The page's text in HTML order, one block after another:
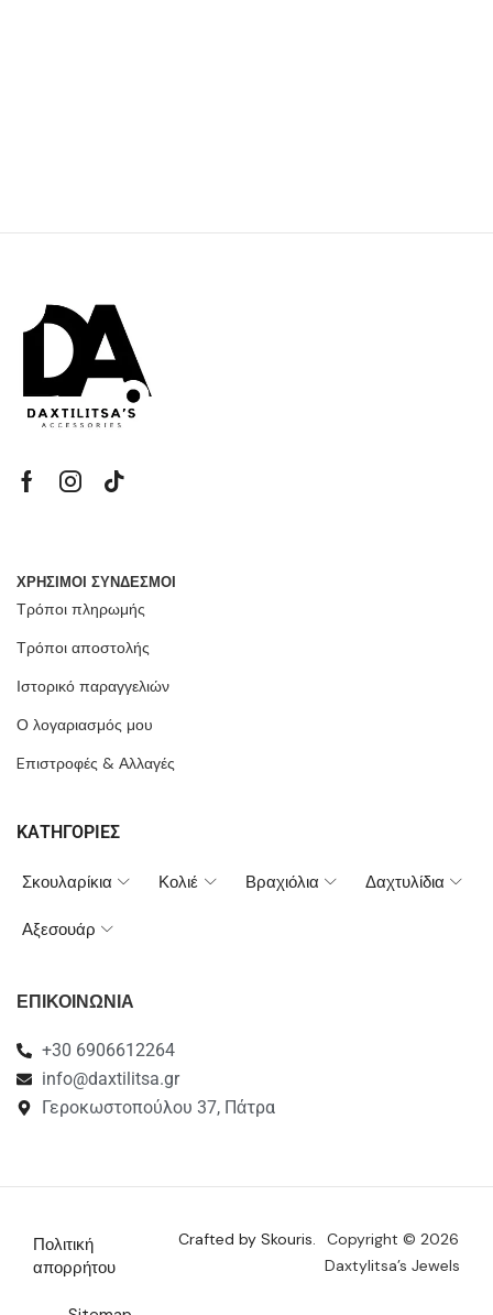
ΧΡΗΣΙΜΟΙ ΣΥΝΔΕΣΜΟΙ
Τρόποι πληρωμής
Τρόποι αποστολής
Ιστορικό παραγγελιών
Ο λογαριασμός μου
Eπιστροφές & Αλλαγές
ΚΑΤΗΓΟΡΙΕΣ
Σκουλαρίκια Κολιέ Βραχιόλια Δαχτυλίδια
Αξεσουάρ
ΕΠΙΚΟΙΝΩΝΙΑ
+30 6906612264
info@daxtilitsa.gr
Γεροκωστοπούλου 37, Πάτρα
Πολιτική
απορρήτου
Crafted by Skouris.
Copyright © 2026
Daxtylitsa’s Jewels